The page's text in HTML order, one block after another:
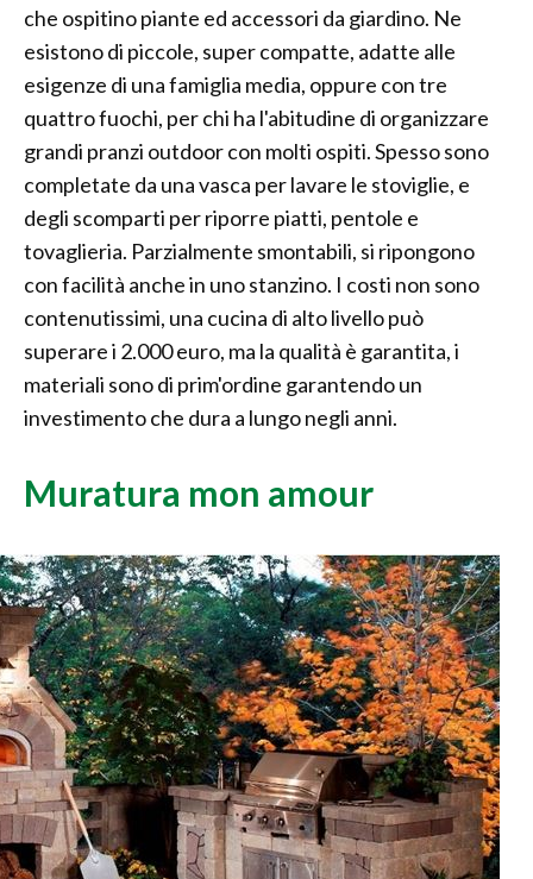
che ospitino piante ed accessori da giardino. Ne
esistono di piccole, super compatte, adatte alle
esigenze di una famiglia media, oppure con tre
quattro fuochi, per chi ha l'abitudine di organizzare
grandi pranzi outdoor con molti ospiti. Spesso sono
completate da una vasca per lavare le stoviglie, e
degli scomparti per riporre piatti, pentole e
tovaglieria. Parzialmente smontabili, si ripongono
con facilità anche in uno stanzino. I costi non sono
contenutissimi, una cucina di alto livello può
superare i 2.000 euro, ma la qualità è garantita, i
materiali sono di prim'ordine garantendo un
investimento che dura a lungo negli anni.
Muratura mon amour